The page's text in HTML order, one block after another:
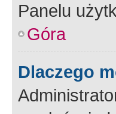
Panelu
Góra
Dlaczego